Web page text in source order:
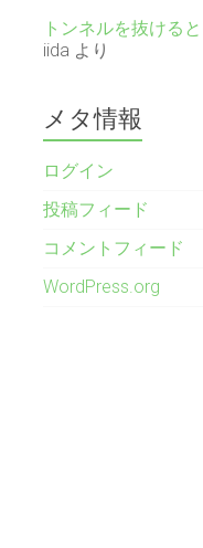
トンネルを抜ける
iida より
メタ情報
ログイン
投稿フィード
コメントフィード
WordPress.org